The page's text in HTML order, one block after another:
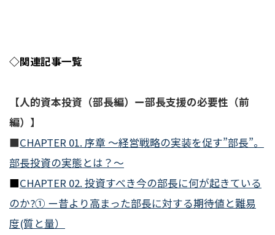
◇関連記事一覧
【人的資本投資（部長編）ー部長支援の必要性（前
編）】
■CHAPTER 01. 序章 ～経営戦略の実装を促す”部長”。
部長投資の実態とは？～
■CHAPTER 02. 投資すべき今の部長に何が起きている
のか?① ー昔より高まった部長に対する期待値と難易
度(質と量）